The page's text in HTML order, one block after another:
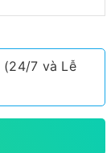
(24/7 và Lễ